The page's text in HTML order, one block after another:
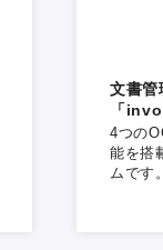
文書管
「
4つの
能を搭
ムです。